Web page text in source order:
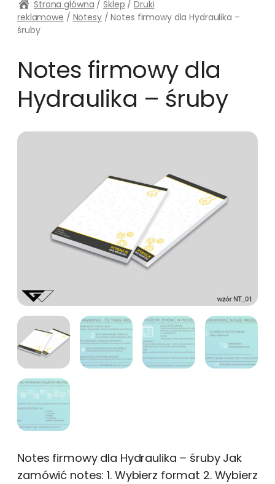
Strona główna / Sklep / Druki
reklamowe / Notesy/ Notes firmowy dla Hydraulika –
śruby
Notes firmowy dla
Hydraulika – śruby
Notes firmowy dla Hydraulika – śruby Jak
zamówić notes: 1. Wybierz format 2. Wybierz